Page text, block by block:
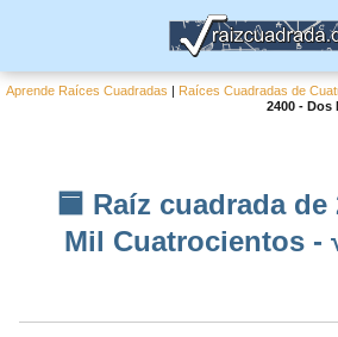
Aprende Raíces Cuadradas | Raíces Cuadradas de
2400 - Dos
🟦 Raíz cuadrada de
Mil Cuatrocientos -